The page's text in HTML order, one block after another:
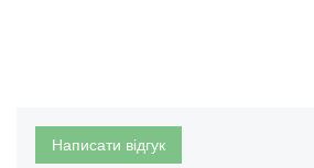
Написати відгук